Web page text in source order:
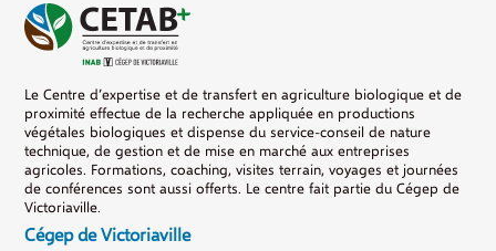
Le Centre d’expertise et de transfert en agriculture biologique et de
proximité effectue de la recherche appliquée en productions
végétales biologiques et dispense du service-conseil de nature
technique, de gestion et de mise en marché aux entreprises
agricoles. Formations, coaching, visites terrain, voyages et journées
de conférences sont aussi offerts. Le centre fait partie du Cégep de
Victoriaville.
Cégep de Victoriaville